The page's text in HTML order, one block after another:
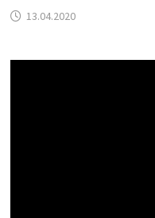
13.04.2020